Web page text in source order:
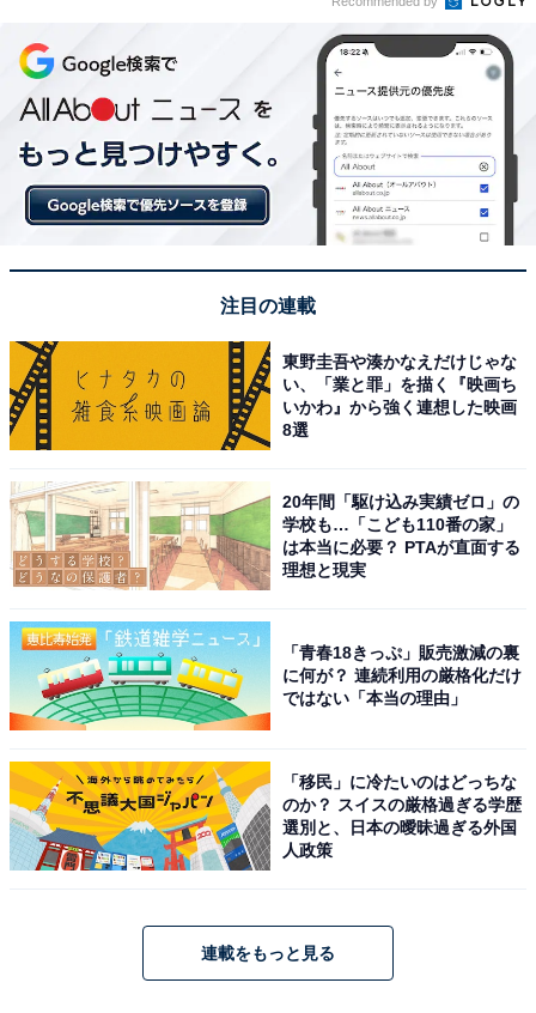
注目の連載
東野圭吾や湊かなえだけじゃな
い、「業と罪」を描く『映画ち
いかわ』から強く連想した映画
8選
20年間「駆け込み実績ゼロ」の
学校も…「こども110番の家」
は本当に必要？ PTAが直面する
理想と現実
「青春18きっぷ」販売激減の裏
に何が？ 連続利用の厳格化だけ
ではない「本当の理由」
「移民」に冷たいのはどっちな
のか？ スイスの厳格過ぎる学歴
選別と、日本の曖昧過ぎる外国
人政策
連載をもっと見る